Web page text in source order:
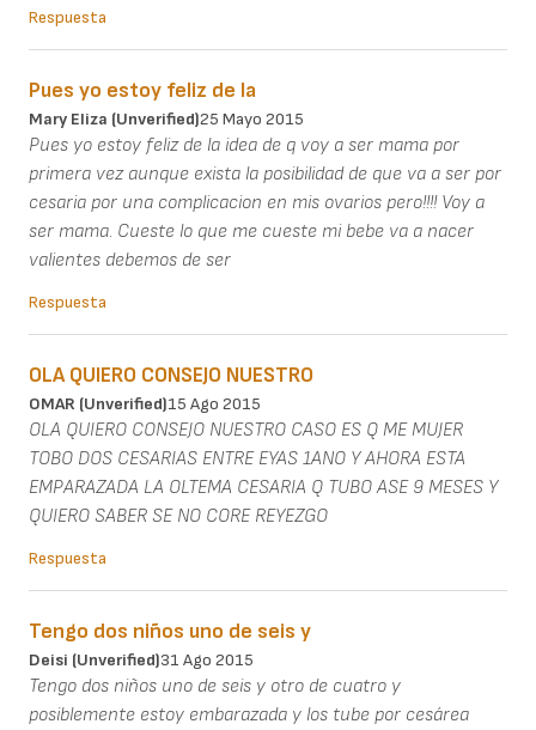
Respuesta
Pues yo estoy feliz de la
Mary Eliza (unverified)25 Mayo 2015
Pues yo estoy feliz de la idea de q voy a ser mama por
primera vez aunque exista la posibilidad de que va a ser por
cesaria por una complicacion en mis ovarios pero!!!! Voy a
ser mama. Cueste lo que me cueste mi bebe va a nacer
valientes debemos de ser
Respuesta
OLA QUIERO CONSEJO NUESTRO
OMAR (unverified)15 Ago 2015
OLA QUIERO CONSEJO NUESTRO CASO ES Q ME MUJER
TOBO DOS CESARIAS ENTRE EYAS 1ANO Y AHORA ESTA
EMPARAZADA LA OLTEMA CESARIA Q TUBO ASE 9 MESES Y
QUIERO SABER SE NO CORE REYEZGO
Respuesta
Tengo dos niños uno de seis y
Deisi (unverified)31 Ago 2015
Tengo dos niños uno de seis y otro de cuatro y
posiblemente estoy embarazada y los tube por cesárea